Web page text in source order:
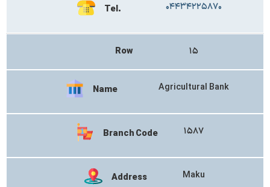
Tel. ۰۴۴۳۴۲۲۵۸۷۰
Row ۱۵
Name Agricultural Bank
Branch Code ۱۵۸۷
Address Maku